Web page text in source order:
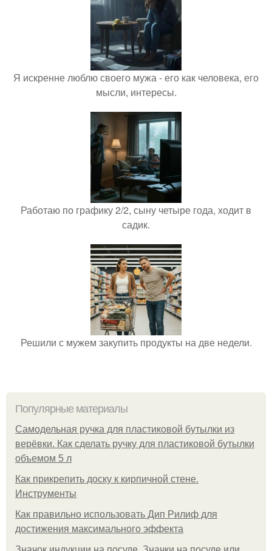
Я искренне люблю своего мужа - его как человека, его
мысли, интересы.
Работаю по графику 2/2, сыну четыре года, ходит в
садик.
Решили с мужем закупить продукты на две недели.
Популярные материалы
Самодельная ручка для пластиковой бутылки из
верёвки. Как сделать ручку для пластиковой бутылки
объемом 5 л
Как прикрепить доску к кирпичной стене.
Инструменты
Как правильно использовать Дип Рилиф для
достижения максимального эффекта